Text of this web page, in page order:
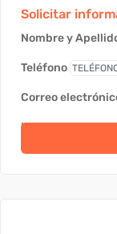
Solicitar
Nombre y
Teléfono
Correo
link